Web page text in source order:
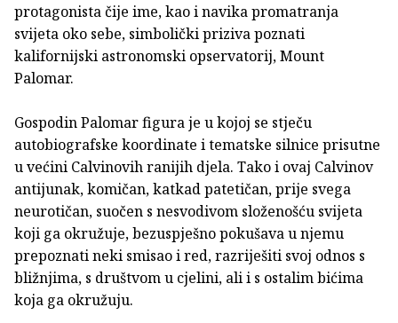
protagonista čije ime, kao i navika promatranja
svijeta oko sebe, simbolički priziva poznati
kalifornijski astronomski opservatorij, Mount
Palomar.
Gospodin Palomar figura je u kojoj se stječu
autobiografske koordinate i tematske silnice prisutne
u većini Calvinovih ranijih djela. Tako i ovaj Calvinov
antijunak, komičan, katkad patetičan, prije svega
neurotičan, suočen s nesvodivom složenošću svijeta
koji ga okružuje, bezuspješno pokušava u njemu
prepoznati neki smisao i red, razriješiti svoj odnos s
bližnjima, s društvom u cjelini, ali i s ostalim bićima
koja ga okružuju.